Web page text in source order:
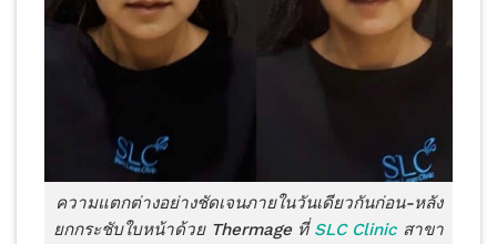
ความแตกต่างอย่างชัดเจนภายในวันเดียวกันก่อน-หลัง
ยกกระชับใบหน้าด้วย Thermage ที่ SLC Clinic สาขา